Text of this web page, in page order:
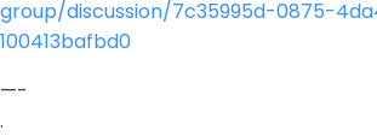
group/discussion/7c35995d-0875-
100413bafbd0
—-
.